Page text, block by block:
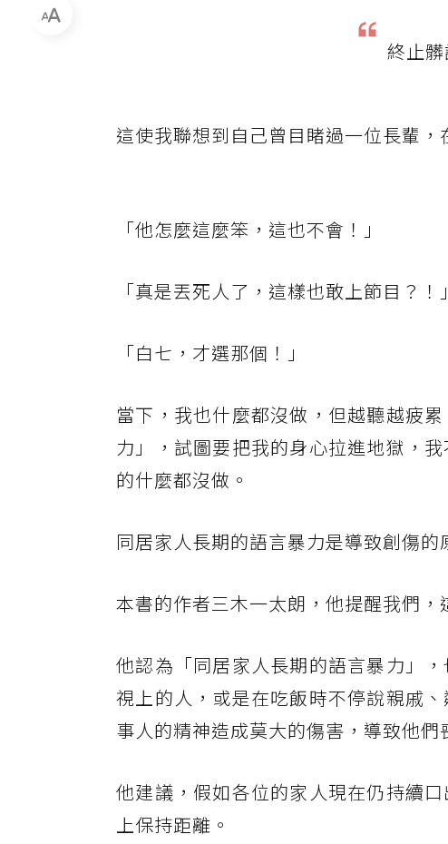
終止
這使我聯想到自己曾目睹過一位長輩
「他怎麼這麼笨，這也不會！」
「真是丟死人了，這樣也敢上節目？！」
「白七，才選那個！」
當下，我也什麼都沒做，但越聽越疲
力」，試圖要把我的身心拉進地獄，
的什麼都沒做。
同居家人長期的語言暴力是導致創傷的
本書的作者三木一太朗，他提醒我們，
他認為「同居家人長期的語言暴力」
視上的人，或是在吃飯時不停說親戚
事人的精神造成莫大的傷害，導致他們
他建議，假如各位的家人現在仍持續
上保持距離。